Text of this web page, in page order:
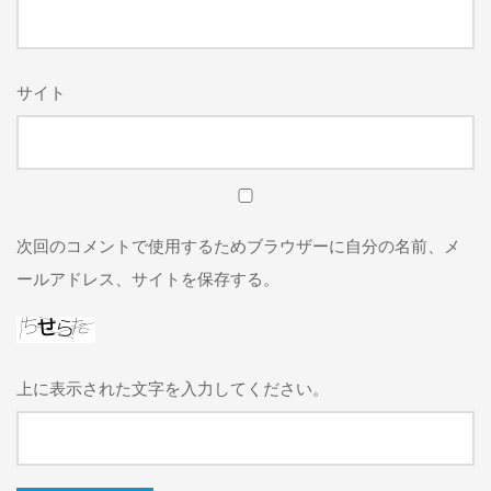
サイト
次回のコメントで使用するためブラウザーに自分の名前、メ
ールアドレス、サイトを保存する。
上に表示された文字を入力してください。